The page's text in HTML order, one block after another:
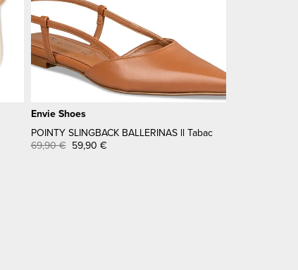
Envie Shoes
POINTY SLINGBACK BALLERINAS ll Tabac
69,90€ 59,90 €